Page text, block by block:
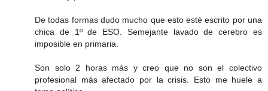
De todas formas dudo mucho que esto esté escrito por una
chica de 1º de ESO. Semejante lavado de cerebro es
imposible en primaria.
Son solo 2 horas más y creo que no son el colectivo
profesional más afectado por la crisis. Esto me huele a